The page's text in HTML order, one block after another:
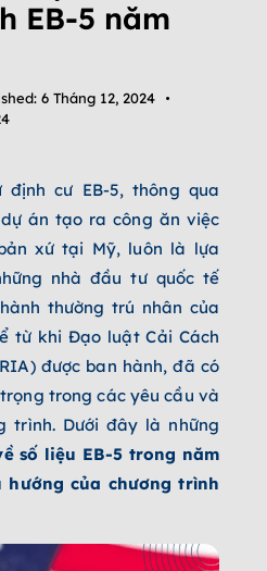
EB-5 năm
6 Tháng 12, 2024
cư EB-5, thông qua
án tạo ra công ăn việc
xứ tại Mỹ, luôn là lựa
nhà đầu tư quốc tế
thường trú nhân của
từ khi Đạo luật Cải Cách
được ban hành, đã có
trong các yêu cầu và
trình. Dưới đây là những
số liệu EB-5 trong năm
hướng của chương trình